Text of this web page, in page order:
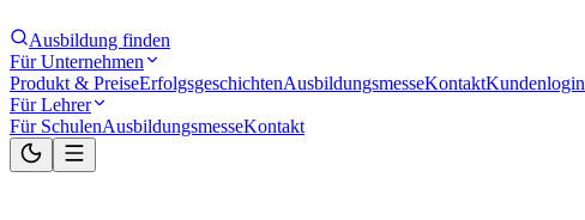
Ausbildung finden
Für Unternehmen
Produkt & PreiseErfolgsgeschichtenAusbildungsmesseKontaktKundenlogin
Für Lehrer
Für SchulenAusbildungsmesseKontakt